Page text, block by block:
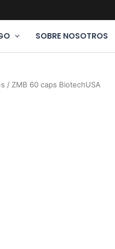
SOBRE NOSOTROS
/ ZMB 60 caps BiotechUSA